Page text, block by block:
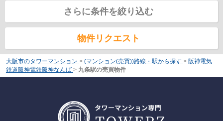
さらに条件を絞り込む
物件リクエスト
大阪市のタワーマンション > (マンション(売買))路線・駅から探す > 阪神電気
鉄道阪神電鉄阪神なんば > 九条駅の売買物件